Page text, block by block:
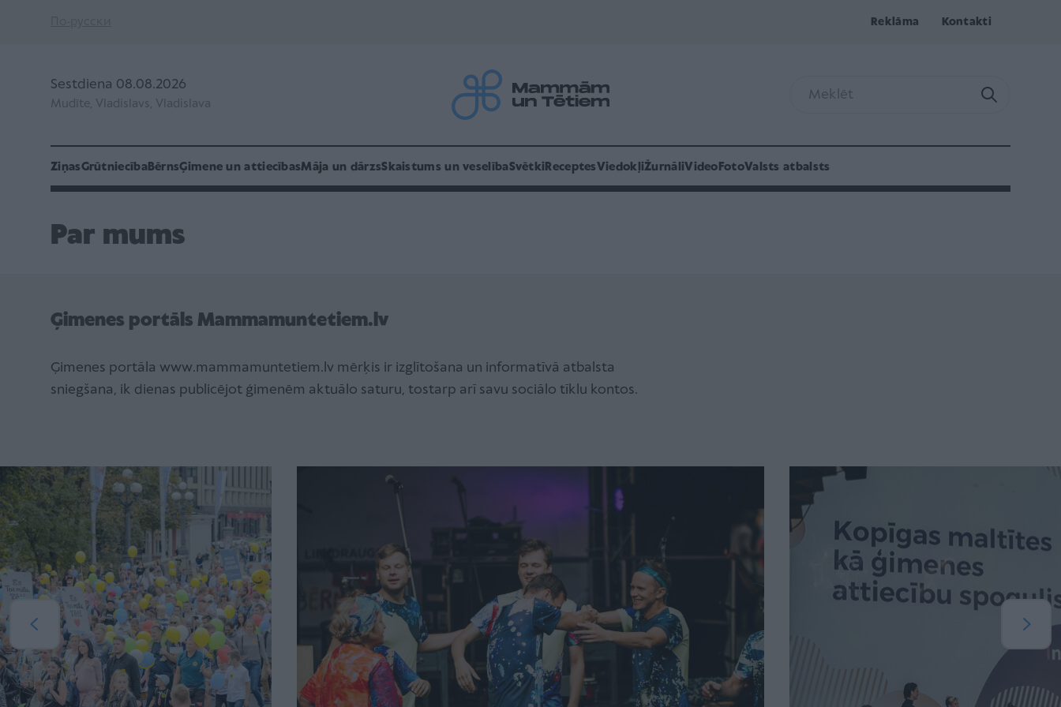
Reklāma Kontakti
Sestdiena 08.08.2026
Mudīte, Vladislavs, Vladislava
ZiņasGrūtniecībaBērnsĢimene un attiecībasMāja un dārzsSkaistums un veselībaSvētki ReceptesViedokļiŽurnāliVideo FotoValsts atbalsts
Par mums
Ģimenes portāls Mammamuntetiem.lv
Ģimenes portāla www.mammamuntetiem.lv mērķis ir izglītošana un informatīvā atbalsta
sniegšana, ik dienas publicējot ģimenēm aktuālo saturu, tostarp arī savu sociālo tīklu kontos.